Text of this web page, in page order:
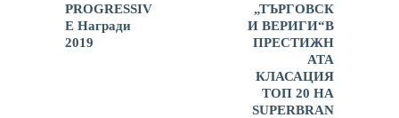
PROGRESSIV
E Награди
2019
„ТЪРГОВСК
И ВЕРИГИ“В
ПРЕСТИЖН
АТА
КЛАСАЦИЯ
ТОП 20 НА
SUPERBRAN